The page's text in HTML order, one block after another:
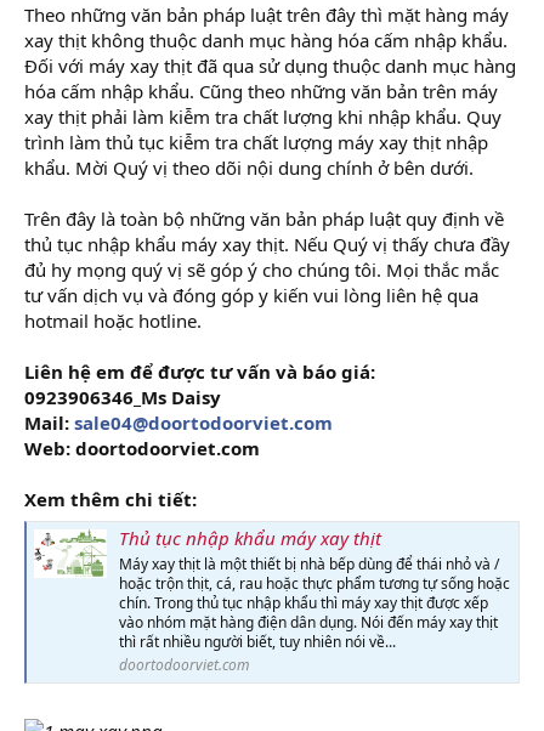
Theo những văn bản pháp luật trên đây thì mặt hàng máy
xay thịt không thuộc danh mục hàng hóa cấm nhập khẩu.
Đối với máy xay thịt đã qua sử dụng thuộc danh mục hàng
hóa cấm nhập khẩu. Cũng theo những văn bản trên máy
xay thịt phải làm kiễm tra chất lượng khi nhập khẩu. Quy
trình làm thủ tục kiễm tra chất lượng máy xay thịt nhập
khẩu. Mời Quý vị theo dõi nội dung chính ở bên dưới.
Trên đây là toàn bộ những văn bản pháp luật quy định về
thủ tục nhập khẩu máy xay thịt. Nếu Quý vị thấy chưa đầy
đủ hy mọng quý vị sẽ góp ý cho chúng tôi. Mọi thắc mắc
tư vấn dịch vụ và đóng góp y kiến vui lòng liên hệ qua
hotmail hoặc hotline.
Liên hệ em để được tư vấn và báo giá:
0923906346_Ms Daisy
Mail: sale04@doortodoorviet.com
Web: doortodoorviet.com
Xem thêm chi tiết:
Thủ tục nhập khẩu máy xay thịt
Máy xay thịt là một thiết bị nhà bếp dùng để thái nhỏ và /
hoặc trộn thịt, cá, rau hoặc thực phẩm tương tự sống hoặc
chín. Trong thủ tục nhập khẩu thì máy xay thịt được xếp
vào nhóm mặt hàng điện dân dụng. Nói đến máy xay thịt
thì rất nhiều người biết, tuy nhiên nói về...
doortodoorviet.com